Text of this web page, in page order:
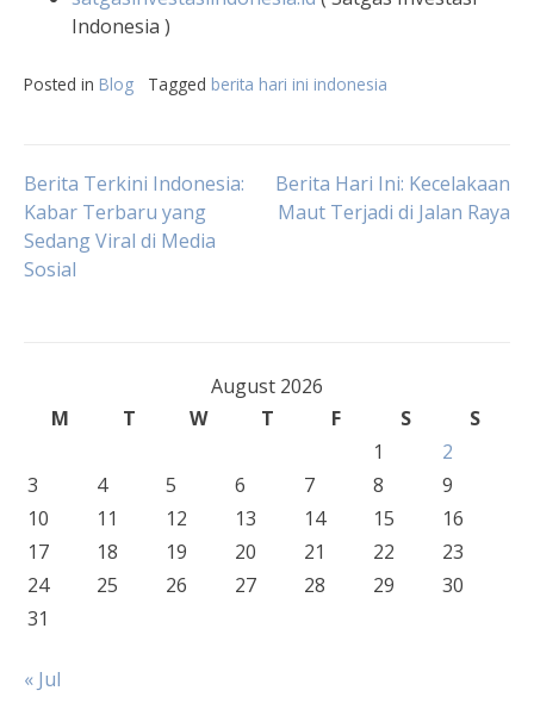
Indonesia )
Posted in Blog Tagged berita hari ini indonesia
Post
navigation
Berita Terkini Indonesia:
Kabar Terbaru yang
Sedang Viral di Media
Sosial
Berita Hari Ini: Kecelakaan
Maut Terjadi di Jalan Raya
August 2026
M
T W T F S
S
1
2
3
4 5 6 7 8
9
10
11 12 13 14 15
16
17
18 19 20 21 22
23
24
25 26 27 28 29
30
31
« Jul